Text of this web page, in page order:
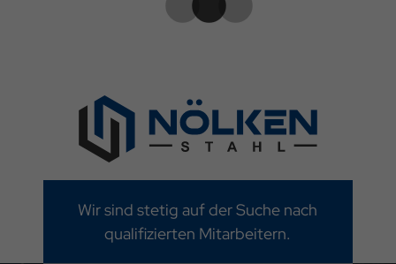
Wir sind stetig auf der Suche nach
qualifizierten Mitarbeitern.